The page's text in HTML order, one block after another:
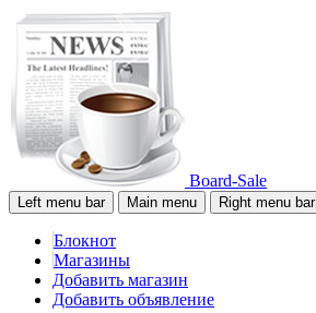
Board-Sale
Left menu bar Main menu Right menu bar
Блокнот
Магазины
Добавить магазин
Добавить объявление